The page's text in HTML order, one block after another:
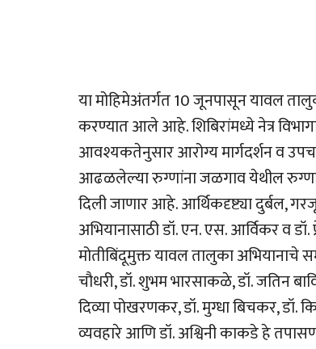
या मोहिमेअंतर्गत 10 जूनपासून यावल
करण्यात आले आहे. शिबिरांमध्ये नेत्र
आवश्यकतेनुसार आरोग्य मार्गदर्शन व
आढळलेल्या रुग्णांना जळगाव येथील
दिली जाणार आहे. आर्थिकदृष्ट्या दुर्बल,
अभियानासाठी डॉ. एन. एस. आर्विकर व डॉ.
मोतीबिंदूमुक्त यावल तालुका अभियानाचे
चौधरी, डॉ. शुभम भारसाकळे, डॉ. जतिन
दिव्या पोखरणकर, डॉ. मुग्धा बिचकर, डॉ.
व्यवहारे आणि डॉ. अश्विनी काकडे हे